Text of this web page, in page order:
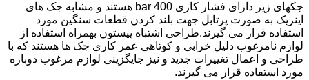
جکهای زیر دارای فشار کاری 400 bar هستند و مشابه جک های
اینرپک به صورت پرتابل جهت بلند کردن قطعات سنگین مورد
استفاده قرار می گیرند.طراحی اشتباه پیستون بهمراه استفاده از
لوازم نامرغوب دلیل خرابی و کوتاهی عمر کاری جک ها هستند که با
طراحی و اعمال تغییرات جدید و نیز جایگزینی لوازم مرغوب دوباره
مورد استفاده قرار می گیرند.